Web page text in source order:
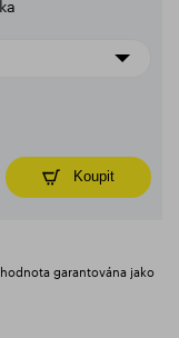
Koupit
garantována jako